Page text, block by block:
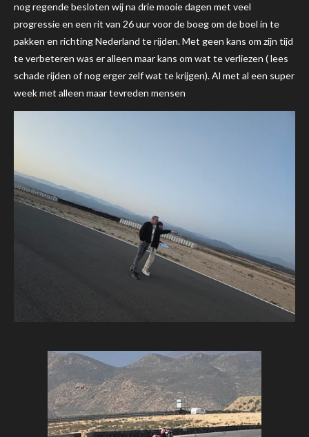
nog regende besloten wij na drie mooie dagen met veel
progressie en een rit van 26 uur voor de boeg om de boel in te
pakken en richting Nederland te rijden. Met geen kans om zijn tijd
te verbeteren was er alleen maar kans om wat te verliezen ( lees
schade rijden of nog erger zelf wat te krijgen). Al met al een super
week met alleen maar tevreden mensen